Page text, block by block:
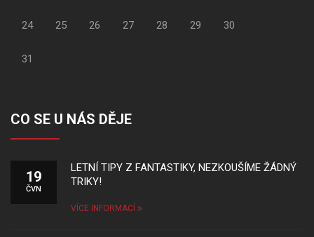
24 25 26 27 28 29 30
31
CO SE U NÁS DĚJE
19
ČVN
LETNÍ TIPY Z FANTASTIKY, NEZKOUŠÍME ŽÁDNÝ
TRIKY!
VÍCE INFORMACÍ